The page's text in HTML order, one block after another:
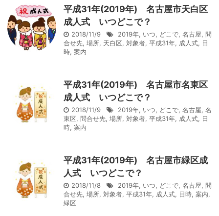
平成31年(2019年) 名古屋市天白区
成人式 いつどこで？
2018/11/9 2019年, いつ, どこで, 名古屋, 問
合せ先, 場所, 天白区, 対象者, 平成31年, 成人式, 日
時, 案内
平成31年(2019年) 名古屋市名東区
成人式 いつどこで？
2018/11/9 2019年, いつ, どこで, 名古屋, 名
東区, 問合せ先, 場所, 対象者, 平成31年, 成人式, 日
時, 案内
平成31年(2019年) 名古屋市緑区成
人式 いつどこで？
2018/11/8 2019年, いつ, どこで, 名古屋, 問
合せ先, 場所, 対象者, 平成31年, 成人式, 日時, 案内,
緑区